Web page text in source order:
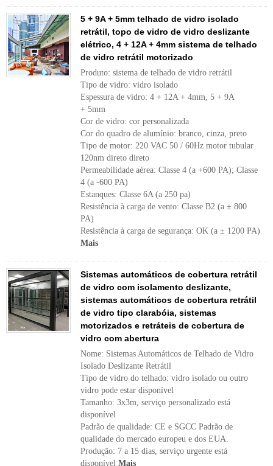
5 + 9A + 5mm telhado de vidro isolado
retrátil, topo de vidro de vidro deslizante
elétrico, 4 + 12A + 4mm sistema de telhado
de vidro retrátil motorizado
Produto: sistema de telhado de vidro retrátil
Tipo de vidro: vidro isolado
Espessura de vidro: 4 + 12A + 4mm, 5 + 9A
+ 5mm
Cor de vidro: cor personalizada
Cor do quadro de alumínio: branco, cinza, preto
Tipo de motor: 220 VAC 50 / 60Hz motor tubular
120nm direto direto
Permeabilidade aérea: Classe 4 (a +600 PA); Classe
4 (a -600 PA)
Estanques: Classe 6A (a 250 pa)
Resistência à carga de vento: Classe B2 (a ± 800
PA)
Resistência à carga de segurança: OK (a ± 1200 PA)
Mais
Sistemas automáticos de cobertura retrátil
de vidro com isolamento deslizante,
sistemas automáticos de cobertura retrátil
de vidro tipo clarabóia, sistemas
motorizados e retráteis de cobertura de
vidro com abertura
Nome: Sistemas Automáticos de Telhado de Vidro
Isolado Deslizante Retrátil
Tipo de vidro do telhado: vidro isolado ou outro
vidro pode estar disponível
Tamanho: 3x3m, serviço personalizado está
disponível
Padrão de qualidade: CE e SGCC Padrão de
qualidade do mercado europeu e dos EUA.
Produção: 7 a 15 dias, serviço urgente está
disponível Mais